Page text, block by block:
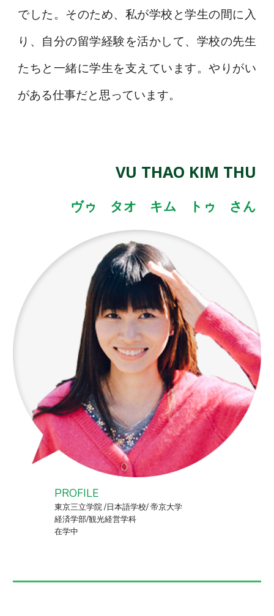
でした。そのため、私が学校と学生の間に入
り、自分の留学経験を活かして、学校の先生
たちと一緒に学生を支えています。やりがい
がある仕事だと思っています。
VU THAO KIM THU
ヴゥ タオ キム トゥ さん
PROFILE
東京三立学院 /日本語学校/ 帝京大学
経済学部/観光経営学科
在学中